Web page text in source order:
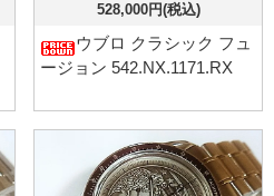
528,000円(税込)
ウブロ クラシック フュ
ージョン 542.NX.1171.RX